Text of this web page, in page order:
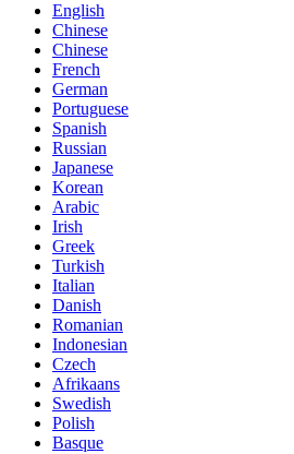
English
Chinese
Chinese
French
German
Portuguese
Spanish
Russian
Japanese
Korean
Arabic
Irish
Greek
Turkish
Italian
Danish
Romanian
Indonesian
Czech
Afrikaans
Swedish
Polish
Basque